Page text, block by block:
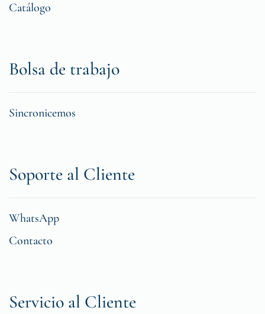
Catálogo
Bolsa de trabajo
Sincronicemos
Soporte al Cliente
WhatsApp
Contacto
Servicio al Cliente